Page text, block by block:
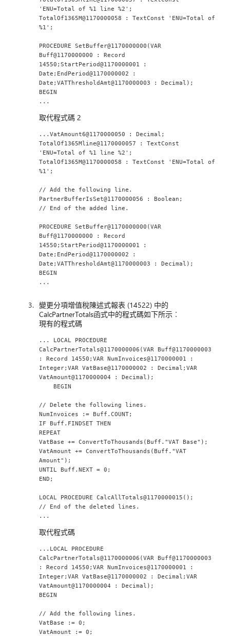
'ENU=Total of %1 line %2';
TotalOf1365M@1170000058 : TextConst 'ENU=Total of
%1';
PROCEDURE SetBuffer@1170000000(VAR
Buff@1170000000 : Record
14550;StartPeriod@1170000001 :
Date;EndPeriod@1170000002 :
Date;VATThresholdAmt@1170000003 : Decimal);
BEGIN
...
取代程式碼 2
...VatAmount6@1170000050 : Decimal;
TotalOf1365Mline@1170000057 : TextConst
'ENU=Total of %1 line %2';
TotalOf1365M@1170000058 : TextConst 'ENU=Total of
%1';
// Add the following line.
PartnerBufferIsSet@1170000056 : Boolean;
// End of the added line.
PROCEDURE SetBuffer@1170000000(VAR
Buff@1170000000 : Record
14550;StartPeriod@1170000001 :
Date;EndPeriod@1170000002 :
Date;VATThresholdAmt@1170000003 : Decimal);
BEGIN
...
變更分項增值稅陳述式報表 (14522) 中的
CalcPartnerTotals函式中的程式碼如下所示︰
現有的程式碼
... LOCAL PROCEDURE
CalcPartnerTotals@1170000006(VAR Buff@1170000003
: Record 14550;VAR NumInvoices@1170000001 :
Integer;VAR VatBase@1170000002 : Decimal;VAR
VatAmount@1170000004 : Decimal);
    BEGIN
// Delete the following lines.
NumInvoices := Buff.COUNT;
IF Buff.FINDSET THEN
REPEAT
VatBase += ConvertToThousands(Buff."VAT Base");
VatAmount += ConvertToThousands(Buff."VAT
Amount");
UNTIL Buff.NEXT = 0;
END;
LOCAL PROCEDURE CalcAllTotals@1170000015();
// End of the deleted lines.
...
取代程式碼
...LOCAL PROCEDURE
CalcPartnerTotals@1170000006(VAR Buff@1170000003
: Record 14550;VAR NumInvoices@1170000001 :
Integer;VAR VatBase@1170000002 : Decimal;VAR
VatAmount@1170000004 : Decimal);
BEGIN
// Add the following lines.
VatBase := 0;
VatAmount := 0;